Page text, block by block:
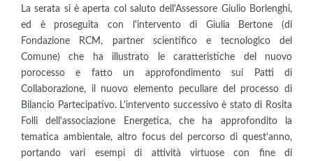
La serata si è aperta col saluto dell'Assessore Giulio Borlenghi,
ed è proseguita con l'intervento di Giulia Bertone (di
Fondazione RCM, partner scientifico e tecnologico del
Comune) che ha illustrato le caratteristiche del nuovo
porocesso e fatto un approfondimento sui Patti di
Collaborazione, il nuovo elemento peculiare del processo di
Bilancio Partecipativo. L'intervento successivo è stato di Rosita
Folli dell'associazione Energetica, che ha approfondito la
tematica ambientale, altro focus del percorso di quest'anno,
portando vari esempi di attività virtuose con fine di